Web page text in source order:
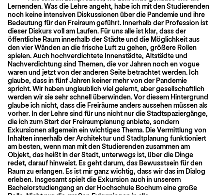
Lernenden. Was die Lehre angeht, habe ich mit den Studierenden
noch keine intensiven Diskussionen über die Pandemie und ihre
Bedeutung für den Freiraum geführt. Innerhalb der Profession ist
dieser Diskurs voll am Laufen. Für uns alle ist klar, dass der
öffentliche Raum innerhalb der Städte und die Möglichkeit aus
den vier Wänden an die frische Luft zu gehen, größere Rollen
spielen. Auch hochverdichtete Innenstädte, Altstädte und
Nachverdichtung sind Themen, die vor Jahren noch en vogue
waren und jetzt von der anderen Seite betrachtet werden. Ich
glaube, dass in fünf Jahren keiner mehr von der Pandemie
spricht. Wir haben unglaublich viel gelernt, aber gesellschaftlich
werden wir sie sehr schnell überwinden. Vor diesem Hintergrund
glaube ich nicht, dass die Freiräume anders aussehen müssen als
vorher. In der Lehre sind für uns nicht nur die Stadtspaziergänge,
die ich zum Start der Freiraumplanung anbiete, sondern
Exkursionen allgemein ein wichtiges Thema. Die Vermittlung von
Inhalten innerhalb der Architektur und Stadtplanung funktioniert
am besten, wenn man mit den Studierenden zusammen am
Objekt, das heißt in der Stadt, unterwegs ist, über die Dinge
redet, darauf hinweist. Es geht darum, das Bewusstsein für den
Raum zu erlangen. Es ist mir ganz wichtig, dass wir das im Dialog
erleben. Insgesamt spielt die Exkursion auch in unserem
Bachelorstudiengang an der Hochschule Bochum eine große